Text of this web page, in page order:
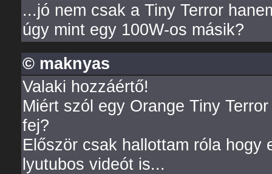
...jó nem csak a Tiny Terror
úgy mint egy 100W-os másik?
© maknyas
Valaki hozzáértő!
Miért szól egy Orange Tiny
fej?
Először csak hallottam róla hogy
lyutubos videót is...